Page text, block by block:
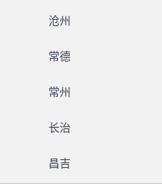
沧州
常德
常州
长治
昌吉